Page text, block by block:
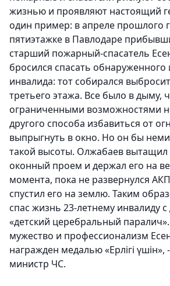
жизнью и проявляют настоящий
один пример: в апреле прошлого
пятиэтажке в Павлодаре
старший пожарный-спасатель
бросился спасать обнаруженного
инвалида: тот собирался
третьего этажа. Все было в дыму,
ограниченными возможностями
другого способа избавиться от
выпрыгнуть в окно. Но он бы
такой высоты. Олжабаев вытащил
оконный проем и держал его на
момента, пока не развернулся
спустил его на землю. Таким
спас жизнь 23-летнему инвалиду
«детский церебральный
мужество и профессионализм
награжден медалью «Ерлігі үшін»,
министр ЧС.